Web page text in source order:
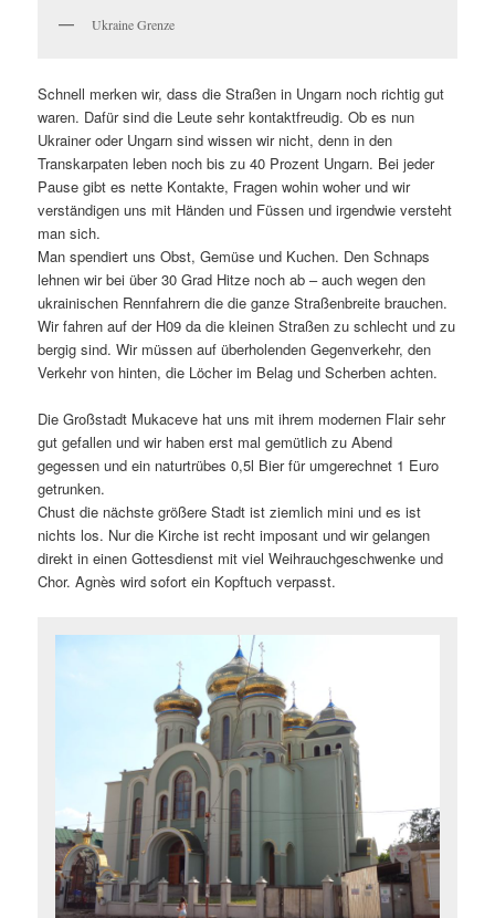
Ukraine Grenze
Schnell merken wir, dass die Straßen in Ungarn noch richtig gut
waren. Dafür sind die Leute sehr kontaktfreudig. Ob es nun
Ukrainer oder Ungarn sind wissen wir nicht, denn in den
Transkarpaten leben noch bis zu 40 Prozent Ungarn. Bei jeder
Pause gibt es nette Kontakte, Fragen wohin woher und wir
verständigen uns mit Händen und Füssen und irgendwie versteht
man sich.
Man spendiert uns Obst, Gemüse und Kuchen. Den Schnaps
lehnen wir bei über 30 Grad Hitze noch ab – auch wegen den
ukrainischen Rennfahrern die die ganze Straßenbreite brauchen.
Wir fahren auf der H09 da die kleinen Straßen zu schlecht und zu
bergig sind. Wir müssen auf überholenden Gegenverkehr, den
Verkehr von hinten, die Löcher im Belag und Scherben achten.
Die Großstadt Mukaceve hat uns mit ihrem modernen Flair sehr
gut gefallen und wir haben erst mal gemütlich zu Abend
gegessen und ein naturtrübes 0,5l Bier für umgerechnet 1 Euro
getrunken.
Chust die nächste größere Stadt ist ziemlich mini und es ist
nichts los. Nur die Kirche ist recht imposant und wir gelangen
direkt in einen Gottesdienst mit viel Weihrauchgeschwenke und
Chor. Agnès wird sofort ein Kopftuch verpasst.